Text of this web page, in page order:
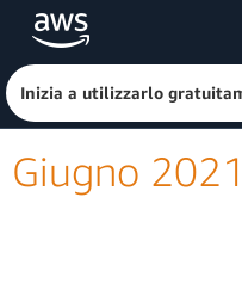
Passa al contenuto principale
Fai clic qui per
Inizia a utilizzarlo
Giugno 2021